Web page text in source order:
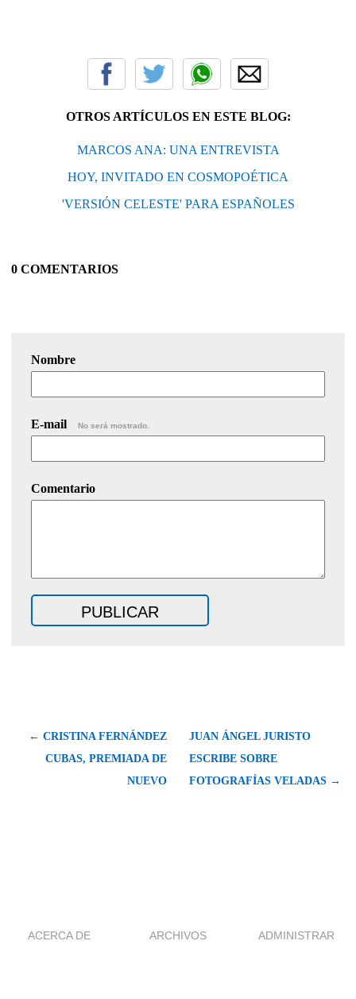
OTROS ARTÍCULOS EN ESTE BLOG:
MARCOS ANA: UNA ENTREVISTA
HOY, INVITADO EN COSMOPOÉTICA
'VERSIÓN CELESTE' PARA ESPAÑOLES
0 COMENTARIOS
Nombre
E-mail No será mostrado.
Comentario
← CRISTINA FERNÁNDEZ
CUBAS, PREMIADA DE
NUEVO
JUAN ÁNGEL JURISTO
ESCRIBE SOBRE
FOTOGRAFÍAS VELADAS →
ACERCA DE ARCHIVOS ADMINISTRAR